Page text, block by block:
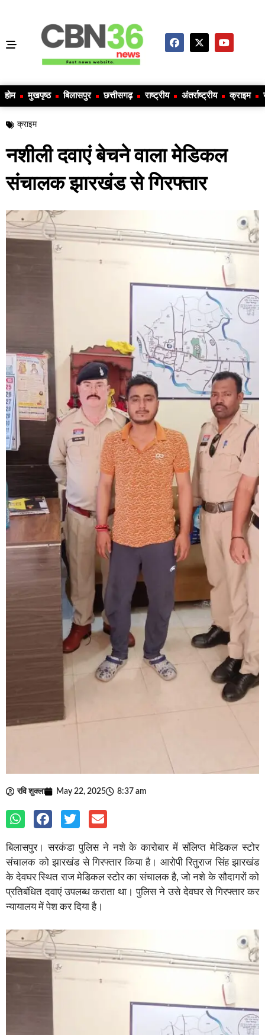
होम मुखपृष्ठ बिलासपुर छत्तीसगढ़ राष्ट्रीय अंतर्राष्ट्रीय क्राइम
क्राइम
नशीली दवाएं बेचने वाला मेडिकल
संचालक झारखंड से गिरफ्तार
रवि शुक्ला May 22, 2025 8:37 am
बिलासपुर। सरकंडा पुलिस ने नशे के कारोबार में संलिप्त मेडिकल स्टोर
संचालक को झारखंड से गिरफ्तार किया है। आरोपी रितुराज सिंह झारखंड
के देवघर स्थित राज मेडिकल स्टोर का संचालक है, जो नशे के सौदागरों को
प्रतिबंधित दवाएं उपलब्ध कराता था। पुलिस ने उसे देवघर से गिरफ्तार कर
न्यायालय में पेश कर दिया है।